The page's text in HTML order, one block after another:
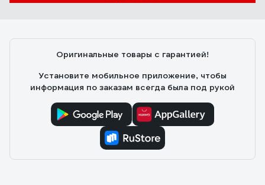
Оригинальные товары с гарантией!
Установите мобильное приложение, чтобы
информация по заказам всегда была под рукой